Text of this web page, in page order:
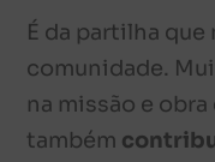
É da partilha que
comunidade.
na missão e obra
também